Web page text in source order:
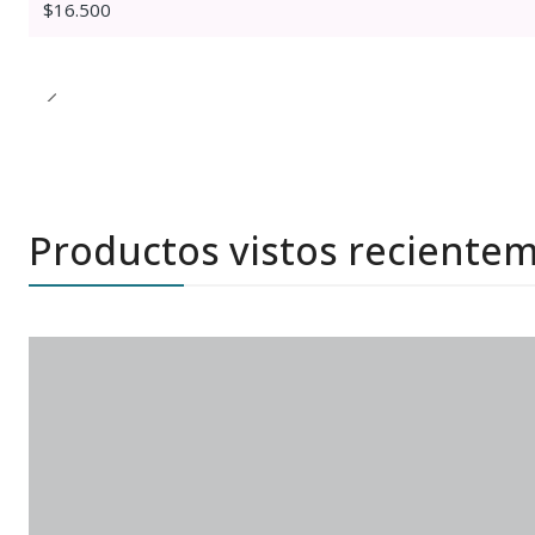
$16.500
Productos vistos